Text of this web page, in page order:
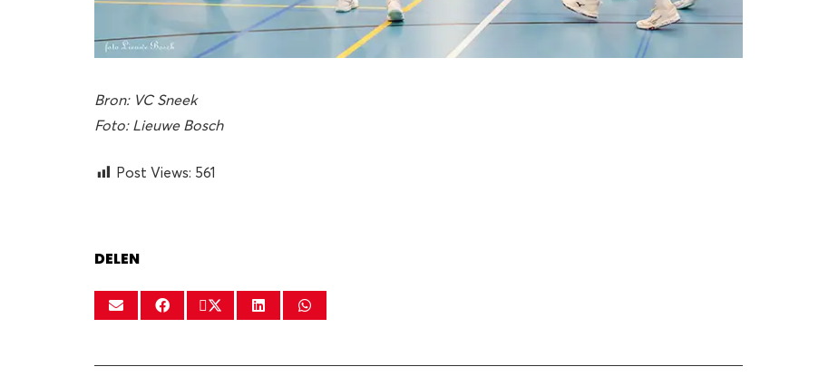
Bron: VC Sneek
Foto: Lieuwe Bosch
Post Views: 561
DELEN